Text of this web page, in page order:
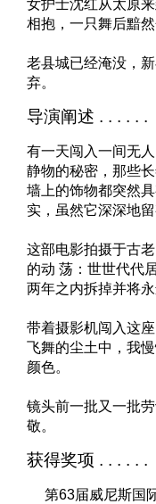
女护士沈红从太原
相抱，一只舞后黯然
老县城已经淹没，
弃。
导演阐述 . . . . . .
有一天闯入一间无
静物的秘密，那些
墙上的饰物都突然
实，虽然它深深地
这部电影拍摄于古
的动 荡：世世代代
两年之内拆掉并将永
带着摄影机闯入这
飞舞的尘土中，我
颜色。
镜头前一批又一批
敬。
获得奖项 . . . . . .
第63届威尼斯国